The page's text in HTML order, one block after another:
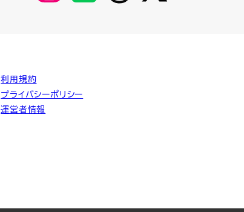
利用規約
プライバシーポリシー
運営者情報